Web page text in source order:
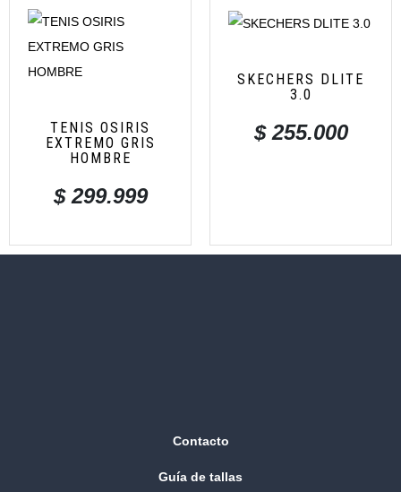
TENIS OSIRIS
EXTREMO GRIS
HOMBRE
$299.999
SKECHERS DLITE
3.0
$255.000
Contacto
Guía de tallas